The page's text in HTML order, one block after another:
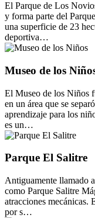
El Parque de Los
y forma parte del
una superficie de 23
deportiva…
Museo de los
El Museo de los Niños
en un área que se
aprendizaje para los
es un…
Parque El Salitre
Antiguamente llamado
como Parque Salitre
atracciones mecánicas.
por s…